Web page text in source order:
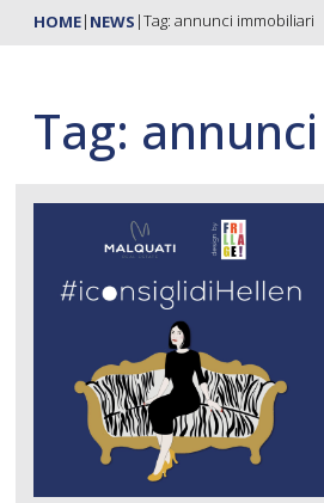
HOME| NEWS |Tag: annunci immobiliari
Tag: